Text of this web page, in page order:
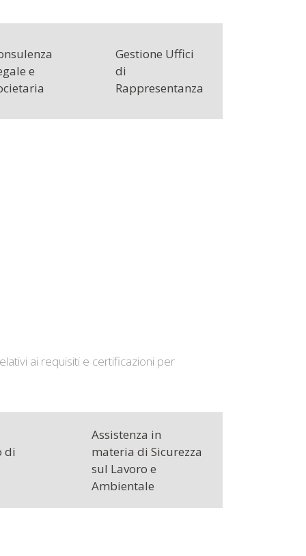
e
Gestione Uffici
di
Rappresentanza
ai requisiti e certificazioni per
di
Assistenza in
materia di Sicurezza
sul Lavoro e
Ambientale